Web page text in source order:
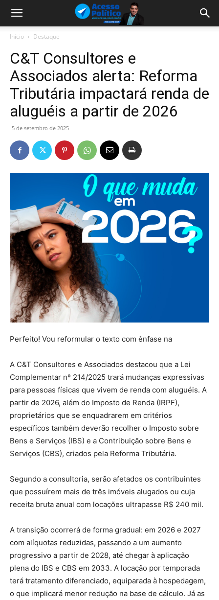
Início Destaque
C&T Consultores e
Associados alerta: Reforma
Tributária impactará renda de
aluguéis a partir de 2026
5 de setembro de 2025
Perfeito! Vou reformular o texto com ênfase na
A C&T Consultores e Associados destacou que a Lei
Complementar nº 214/2025 trará mudanças expressivas
para pessoas físicas que vivem de renda com aluguéis. A
partir de 2026, além do Imposto de Renda (IRPF),
proprietários que se enquadrarem em critérios
específicos também deverão recolher o Imposto sobre
Bens e Serviços (IBS) e a Contribuição sobre Bens e
Serviços (CBS), criados pela Reforma Tributária.
Segundo a consultoria, serão afetados os contribuintes
que possuírem mais de três imóveis alugados ou cuja
receita bruta anual com locações ultrapasse R$ 240 mil.
A transição ocorrerá de forma gradual: em 2026 e 2027
com alíquotas reduzidas, passando a um aumento
progressivo a partir de 2028, até chegar à aplicação
plena do IBS e CBS em 2033. A locação por temporada
terá tratamento diferenciado, equiparada à hospedagem,
o que implicará menor redução na base de cálculo. Já as